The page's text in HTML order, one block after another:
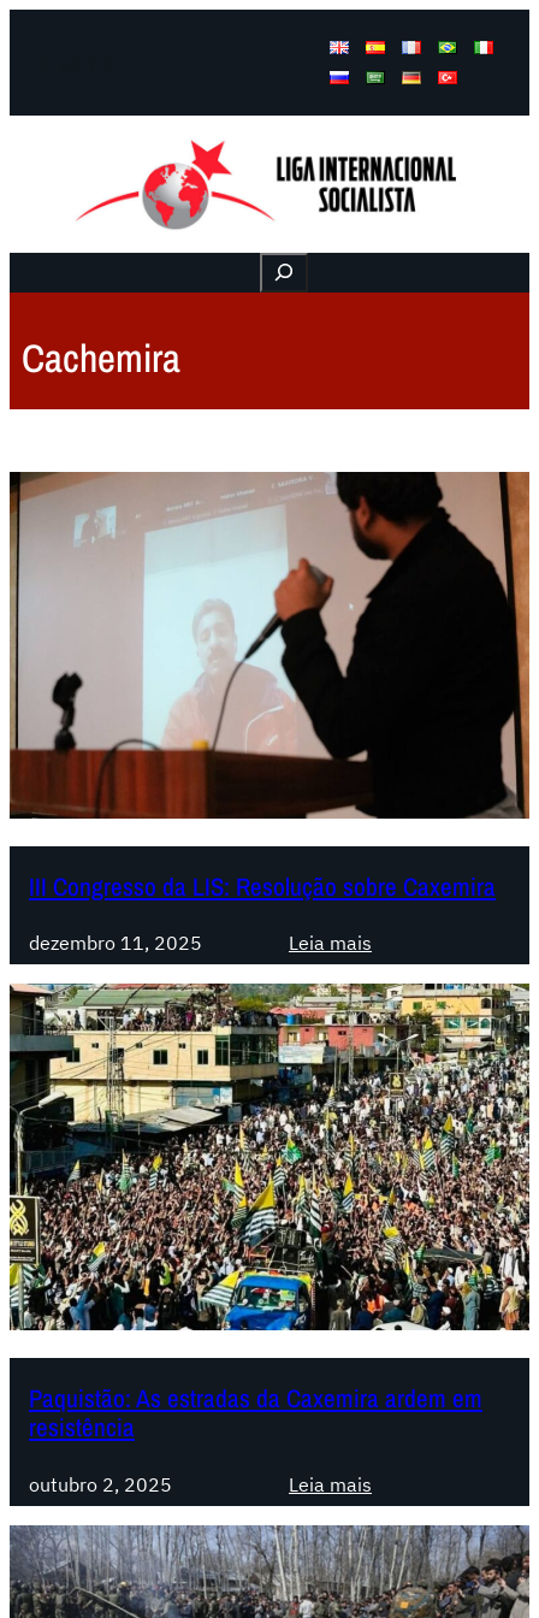
Buscar
Cachemira
III Congresso da LIS: Resolução sobre Caxemira
dezembro 11, 2025 Leia mais
I
I
I
C
o
n
g
r
e
s
s
o
d
a
L
R
e
s
o
Paquistão: As estradas da Caxemira ardem em
resistência
outubro 2, 2025 Leia mais
P
a
q
u